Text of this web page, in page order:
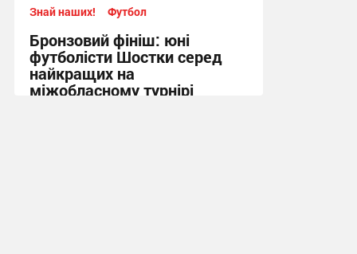
Знай наших! Футбол
Бронзовий фініш: юні
футболісти Шостки серед
найкращих на
міжобласному турнірі